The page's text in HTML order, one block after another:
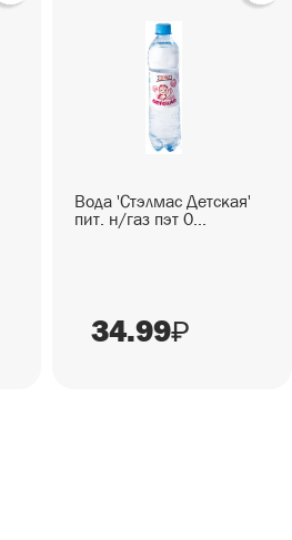
Вода 'Стэлмас Детская'
пит. н/газ пэт 0...
34.99₽